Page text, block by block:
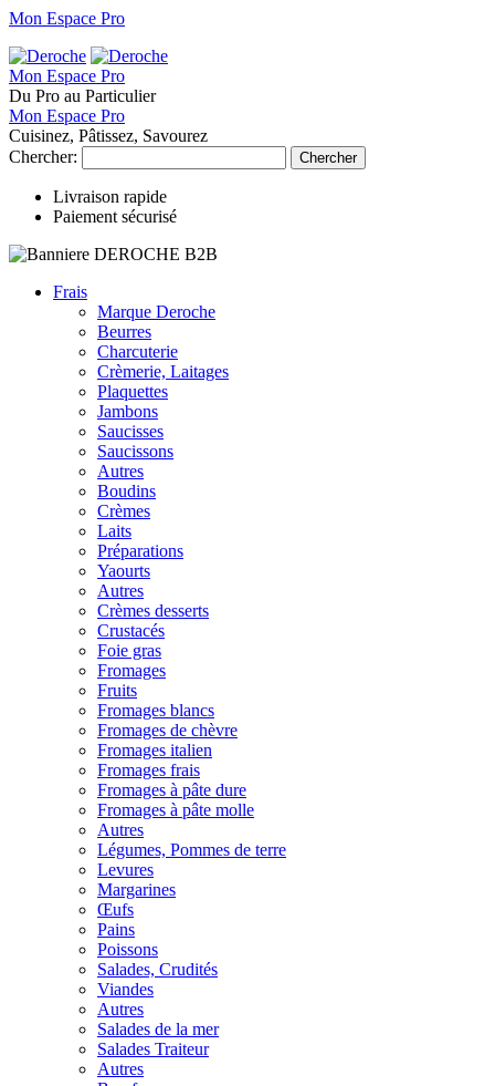
Mon Espace Pro
Mon Espace Pro
Du Pro au Particulier
Mon Espace Pro
Cuisinez, Pâtissez, Savourez
Chercher:
Chercher
Livraison rapide
Paiement sécurisé
Frais
Marque Deroche
Beurres
Charcuterie
Crèmerie, Laitages
Plaquettes
Jambons
Saucisses
Saucissons
Autres
Boudins
Crèmes
Laits
Préparations
Yaourts
Autres
Crèmes desserts
Crustacés
Foie gras
Fromages
Fruits
Fromages blancs
Fromages de chèvre
Fromages italien
Fromages frais
Fromages à pâte dure
Fromages à pâte molle
Autres
Légumes, Pommes de terre
Levures
Margarines
Œufs
Pains
Poissons
Salades, Crudités
Viandes
Autres
Salades de la mer
Salades Traiteur
Autres